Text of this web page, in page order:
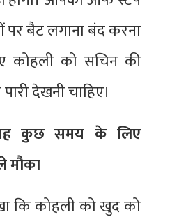
पर बैट लगाना बंद करना
कोहली को सचिन की
देखनी चाहिए।
कुछ समय के लिए
मौका
कि कोहली को खुद को